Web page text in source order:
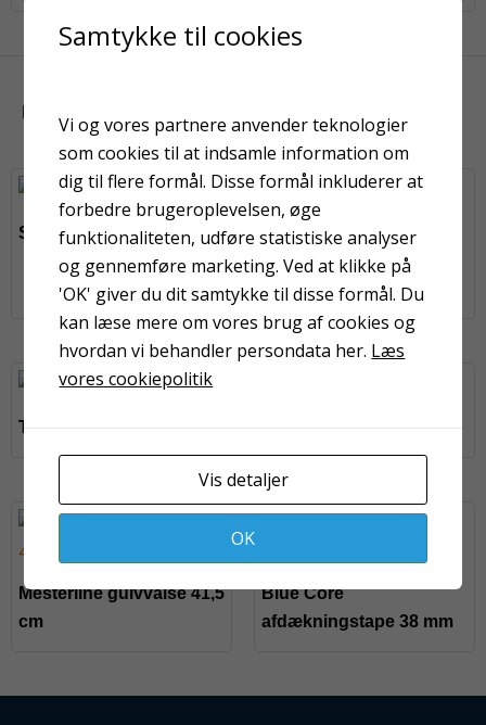
KUNDER HAR OGSÅ KIGGET PÅ
Sprossepensel nr. 6
X-Way lærredstape 48
mm sølv
Topline valse 10 cm Baseline valse 25 cm
Mesterline gulvvalse 41,5
cm
Blue Core
afdækningstape 38 mm
Samtykke til cookies
Vi og vores partnere anvender teknologier
som cookies til at indsamle information om
dig til flere formål. Disse formål inkluderer at
forbedre brugeroplevelsen, øge
funktionaliteten, udføre statistiske analyser
og gennemføre marketing. Ved at klikke på
'OK' giver du dit samtykke til disse formål. Du
kan læse mere om vores brug af cookies og
hvordan vi behandler persondata her. Læs
vores cookiepolitik
Vis detaljer
OK